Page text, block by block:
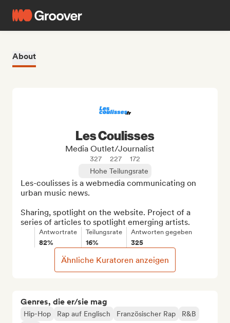
About
Genres, die er/sie mag
Hip-Hop Rap auf Englisch Französischer Rap
R&B
Les Coulisses
Media Outlet/Journalist
327 227
172
Hohe Teilungsrate
Les-coulisses is a webmedia communicating on
urban music news.
Sharing, spotlight on the website. Project of a
series of articles to spotlight emerging artists.
Antwortrate
82%
Teilungsrate
16%
Antworten gegeben
325
Ähnliche Kuratoren anzeigen